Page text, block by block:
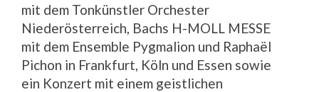
mit dem Tonkünstler Orchester
Niederösterreich, Bachs H-MOLL MESSE
mit dem Ensemble Pygmalion und Raphaël
Pichon in Frankfurt, Köln und Essen sowie
ein Konzert mit einem geistlichen